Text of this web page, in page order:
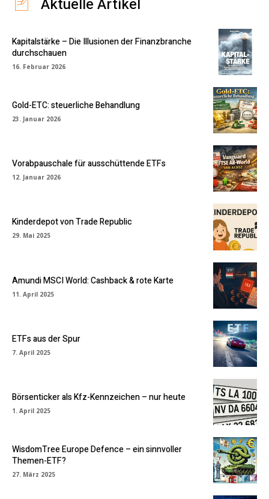
Aktuelle Artikel
Kapitalstärke – Die Illusionen der Finanzbranche
durchschauen
16. Februar 2026
Gold-ETC: steuerliche Behandlung
23. Januar 2026
Vorabpauschale für ausschüttende ETFs
12. Januar 2026
Kinderdepot von Trade Republic
29. Mai 2025
Amundi MSCI World: Cashback & rote Karte
11. April 2025
ETFs aus der Spur
7. April 2025
Börsenticker als Kfz-Kennzeichen – nur heute
1. April 2025
WisdomTree Europe Defence – ein sinnvoller
Themen-ETF?
27. März 2025